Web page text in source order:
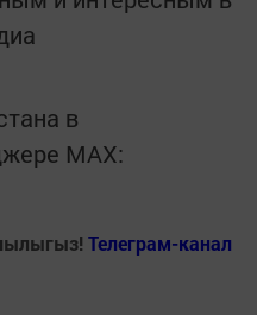
в
MАХ:
Телеграм-канал